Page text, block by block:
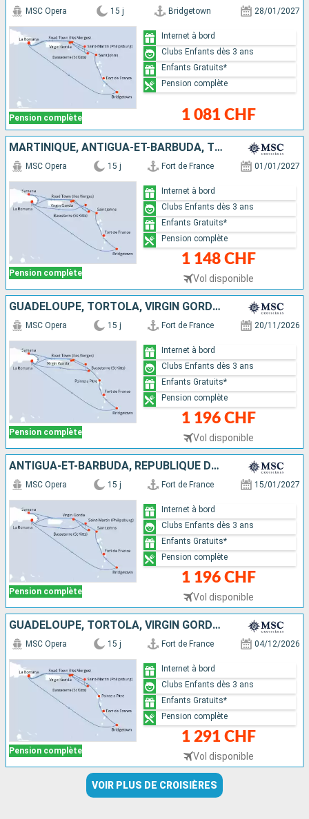
Pension complète
MSC Opera 15 j Bridgetown 28/01/2027
1 081 CHF
Internet à bord
Clubs Enfants dès 3 ans
Enfants Gratuits*
Pension complète
MARTINIQUE, ANTIGUA-ET-BARBUDA, TORTOLA, VIRGIN GORDA, SAINT-CHRISTOPHE-ET-NIÉVÈS, SAINT-MARTIN, RÉPUBLIQUE DOMINICAINE, BARBADE
Pension complète
MSC Opera 15 j Fort de France 01/01/2027
1 148 CHF
Vol disponible
Internet à bord
Clubs Enfants dès 3 ans
Enfants Gratuits*
Pension complète
GUADELOUPE, TORTOLA, VIRGIN GORDA, SAINT-MARTIN, SAINT-CHRISTOPHE-ET-NIÉVÈS, RÉPUBLIQUE DOMINICAINE, BARBADE, MARTINIQUE
Pension complète
MSC Opera 15 j Fort de France 20/11/2026
1 196 CHF
Vol disponible
Internet à bord
Clubs Enfants dès 3 ans
Enfants Gratuits*
Pension complète
ANTIGUA-ET-BARBUDA, RÉPUBLIQUE DOMINICAINE, VIRGIN GORDA, SAINT-CHRISTOPHE-ET-NIÉVÈS, SAINT-MARTIN, BARBADE, MARTINIQUE
Pension complète
MSC Opera 15 j Fort de France 15/01/2027
1 196 CHF
Vol disponible
Internet à bord
Clubs Enfants dès 3 ans
Enfants Gratuits*
Pension complète
GUADELOUPE, TORTOLA, VIRGIN GORDA, SAINT-MARTIN, SAINT-CHRISTOPHE-ET-NIÉVÈS, RÉPUBLIQUE DOMINICAINE, BARBADE, MARTINIQUE
Pension complète
MSC Opera 15 j Fort de France 04/12/2026
1 291 CHF
Vol disponible
Internet à bord
Clubs Enfants dès 3 ans
Enfants Gratuits*
Pension complète
VOIR PLUS DE CROISIÈRES